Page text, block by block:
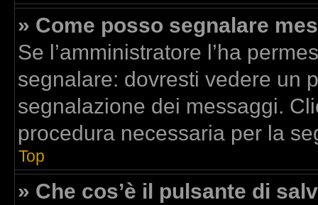
» Come posso segnalare
Se l’amministratore l’ha
segnalare: dovresti vedere un
segnalazione dei messaggi.
procedura necessaria per la
Top
» Che cos’è il pulsante di